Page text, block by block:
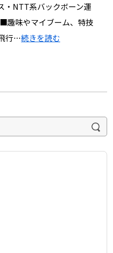
NTT系バックボーン運
趣味やマイブーム、特技
行…続きを読む